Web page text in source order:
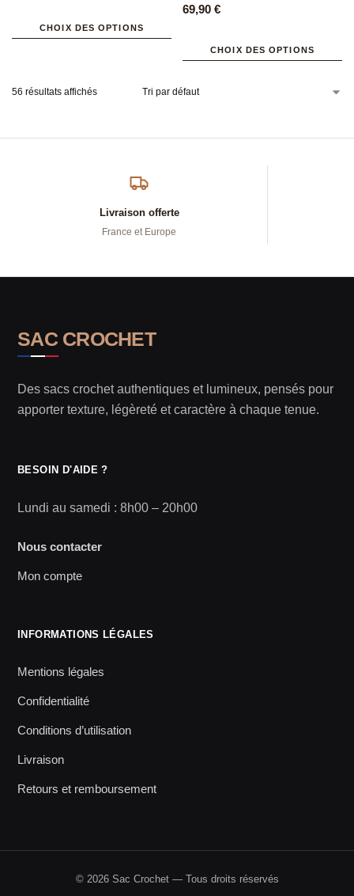
CHOIX DES OPTIONS
69,90 €
CHOIX DES OPTIONS
56 résultats affichés
Livraison offerte
France et Europe
SAC CROCHET
Des sacs crochet authentiques et lumineux, pensés pour
apporter texture, légèreté et caractère à chaque tenue.
BESOIN D'AIDE ?
Lundi au samedi : 8h00 – 20h00
Nous contacter
Mon compte
INFORMATIONS LÉGALES
Mentions légales
Confidentialité
Conditions d’utilisation
Livraison
Retours et remboursement
© 2026 Sac Crochet — Tous droits réservés